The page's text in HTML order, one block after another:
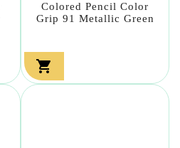
Colored Pencil Color
Grip 91 Metallic Green
